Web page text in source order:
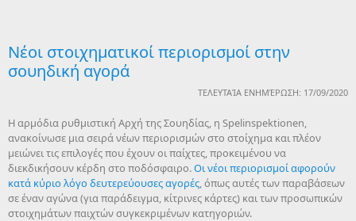
Νέοι στοιχηματικοί περιορισμοί στην
σουηδική αγορά
ΤΕΛΕΥΤΑΊΑ ΕΝΗΜΈΡΩΣΗ: 17/09/2020
Η αρμόδια ρυθμιστική Αρχή της Σουηδίας, η Spelinspektionen,
ανακοίνωσε μια σειρά νέων περιορισμών στο στοίχημα και πλέον
μειώνει τις επιλογές που έχουν οι παίχτες, προκειμένου να
διεκδικήσουν κέρδη στο ποδόσφαιρο.Οι νέοι περιορισμοί αφορούν
κατά κύριο λόγο δευτερεύουσες αγορές, όπως αυτές των παραβάσεων
σε έναν αγώνα (για παράδειγμα, κίτρινες κάρτες) και των προσωπικών
στοιχημάτων παιχτών συγκεκριμένων κατηγοριών.